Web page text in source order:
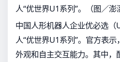
人“优世界U1系列”。（图／澎
中国人形机器人企业优必选
人“优世界U1系列”。官方表
外观和自主交互能力。其中